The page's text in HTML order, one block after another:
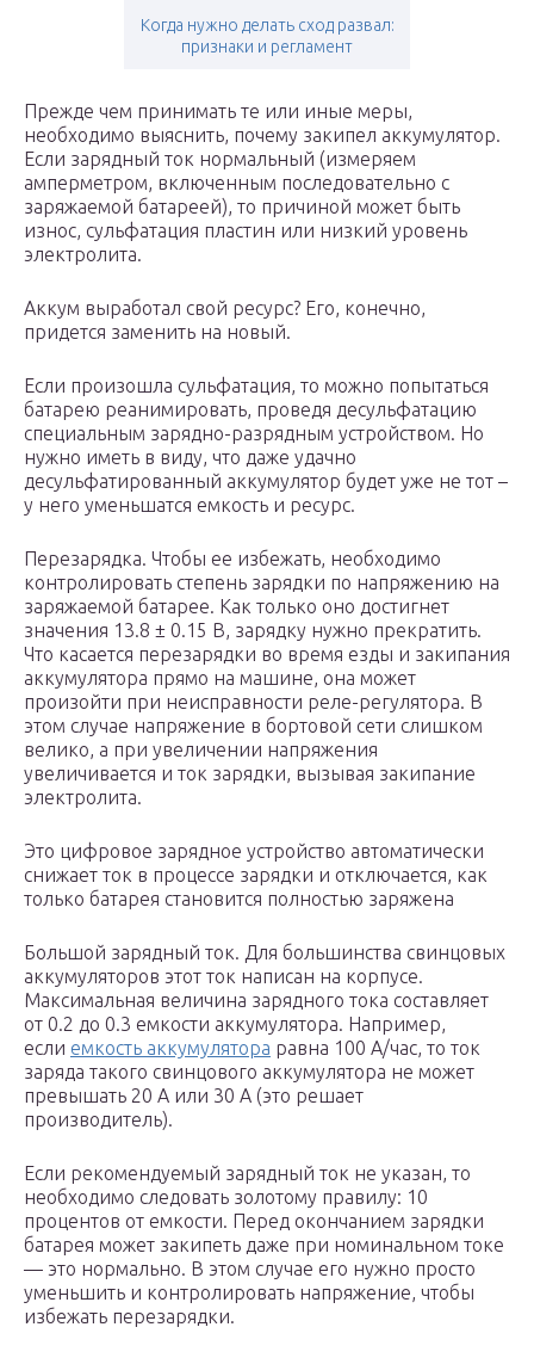
Когда нужно делать сход развал:
признаки и регламент
Прежде чем принимать те или иные меры,
необходимо выяснить, почему закипел аккумулятор.
Если зарядный ток нормальный (измеряем
амперметром, включенным последовательно с
заряжаемой батареей), то причиной может быть
износ, сульфатация пластин или низкий уровень
электролита.
Аккум выработал свой ресурс? Его, конечно,
придется заменить на новый.
Если произошла сульфатация, то можно попытаться
батарею реанимировать, проведя десульфатацию
специальным зарядно-разрядным устройством. Но
нужно иметь в виду, что даже удачно
десульфатированный аккумулятор будет уже не тот –
у него уменьшатся емкость и ресурс.
Перезарядка. Чтобы ее избежать, необходимо
контролировать степень зарядки по напряжению на
заряжаемой батарее. Как только оно достигнет
значения 13.8 ± 0.15 В, зарядку нужно прекратить.
Что касается перезарядки во время езды и закипания
аккумулятора прямо на машине, она может
произойти при неисправности реле-регулятора. В
этом случае напряжение в бортовой сети слишком
велико, а при увеличении напряжения
увеличивается и ток зарядки, вызывая закипание
электролита.
Это цифровое зарядное устройство автоматически
снижает ток в процессе зарядки и отключается, как
только батарея становится полностью заряжена
Большой зарядный ток. Для большинства свинцовых
аккумуляторов этот ток написан на корпусе.
Максимальная величина зарядного тока составляет
от 0.2 до 0.3 емкости аккумулятора. Например,
если емкость аккумулятора равна 100 А/час, то ток
заряда такого свинцового аккумулятора не может
превышать 20 А или 30 А (это решает
производитель).
Если рекомендуемый зарядный ток не указан, то
необходимо следовать золотому правилу: 10
процентов от емкости. Перед окончанием зарядки
батарея может закипеть даже при номинальном токе
— это нормально. В этом случае его нужно просто
уменьшить и контролировать напряжение, чтобы
избежать перезарядки.